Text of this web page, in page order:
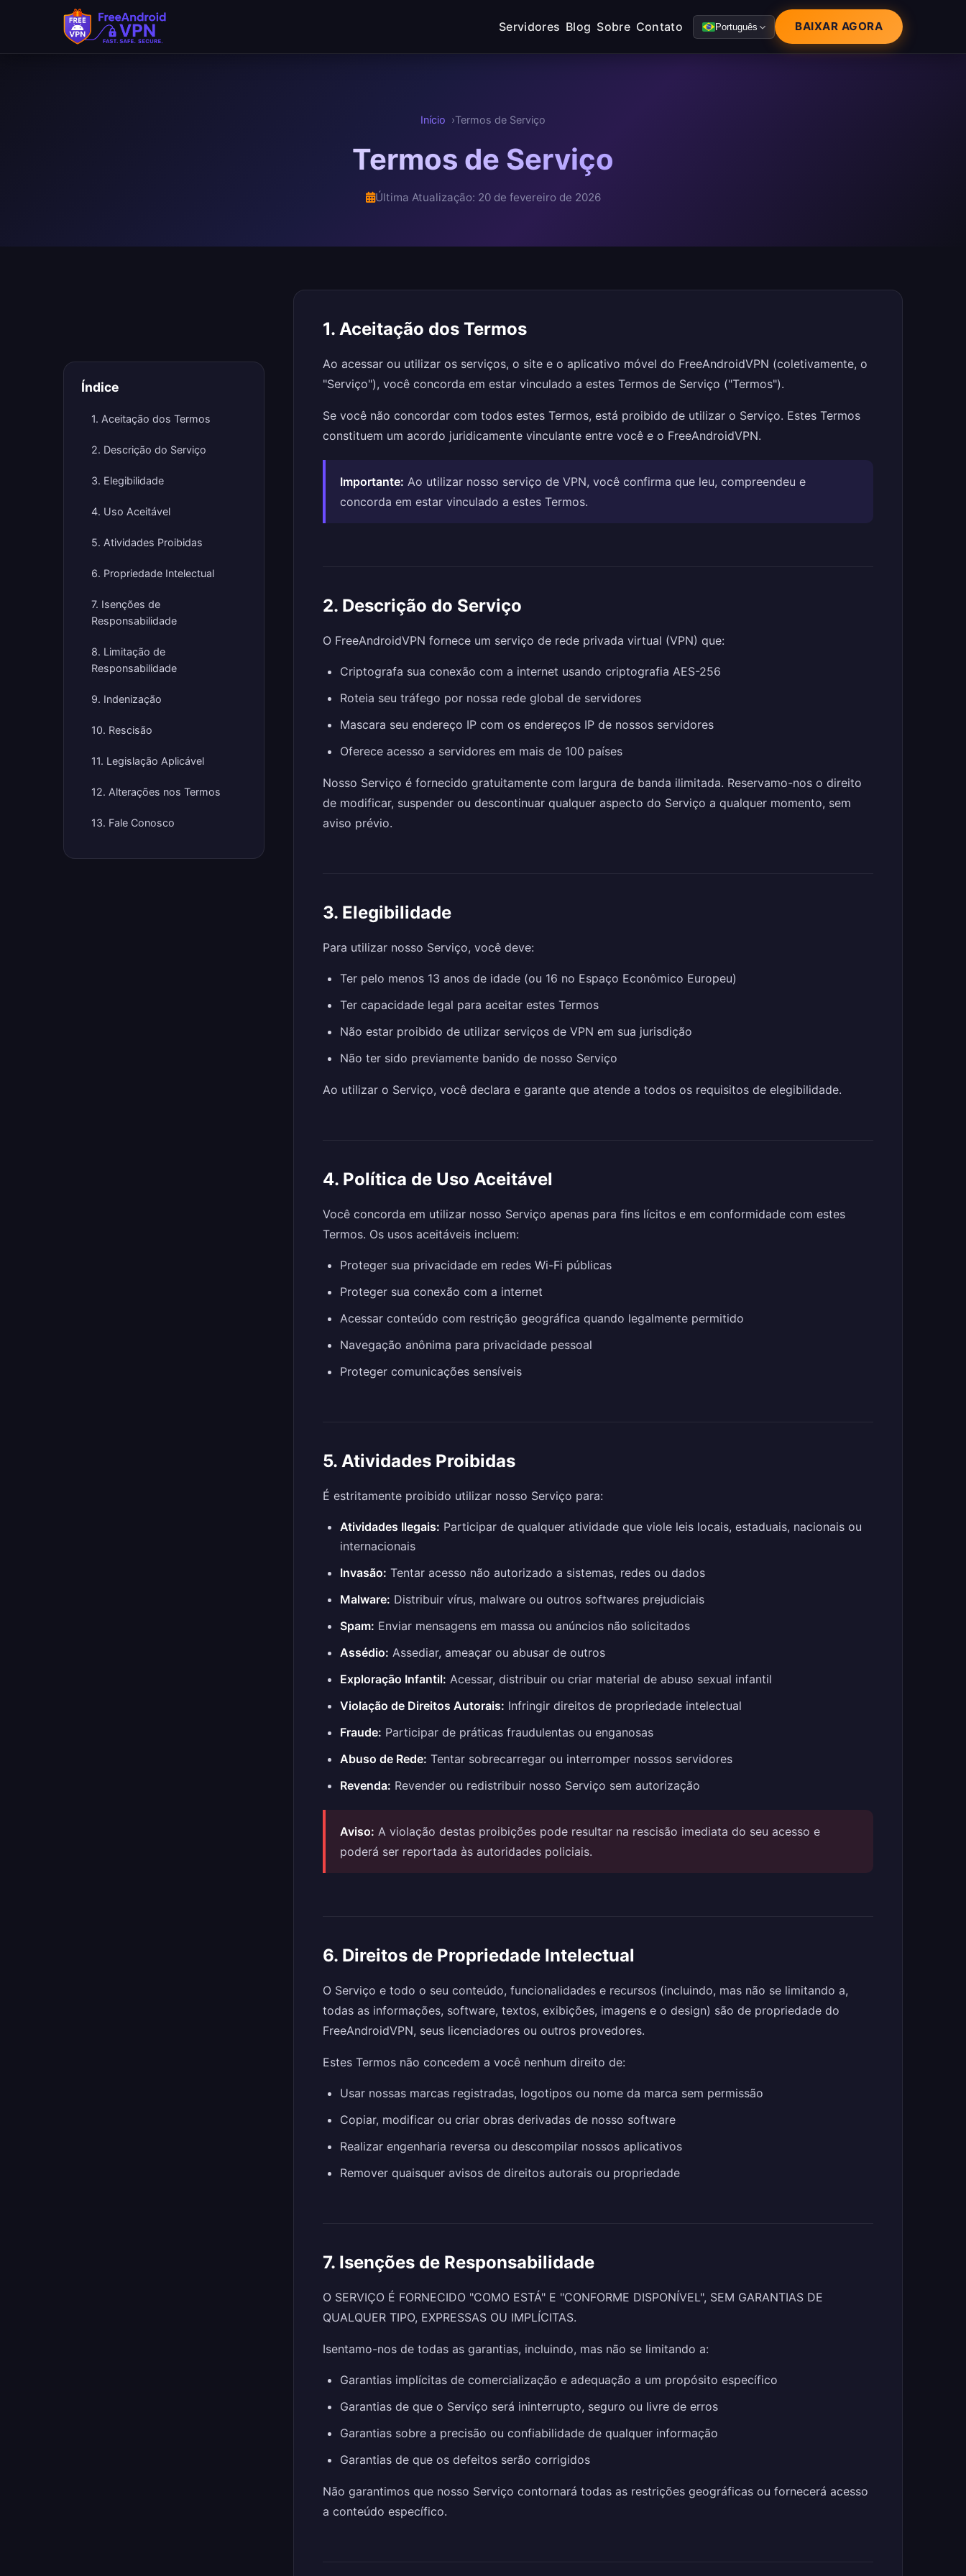
Servidores Blog Sobre Contato Português BAIXAR AGORA
Início Termos de Serviço
Termos de Serviço
Última Atualização: 20 de fevereiro de 2026
Índice
1. Aceitação dos Termos
2. Descrição do Serviço
3. Elegibilidade
4. Uso Aceitável
5. Atividades Proibidas
6. Propriedade Intelectual
7. Isenções de
Responsabilidade
8. Limitação de
Responsabilidade
9. Indenização
10. Rescisão
11. Legislação Aplicável
12. Alterações nos Termos
13. Fale Conosco
1. Aceitação dos Termos
Ao acessar ou utilizar os serviços, o site e o aplicativo móvel do FreeAndroidVPN (coletivamente, o
"Serviço"), você concorda em estar vinculado a estes Termos de Serviço ("Termos").
Se você não concordar com todos estes Termos, está proibido de utilizar o Serviço. Estes Termos
constituem um acordo juridicamente vinculante entre você e o FreeAndroidVPN.
Importante: Ao utilizar nosso serviço de VPN, você confirma que leu, compreendeu e
concorda em estar vinculado a estes Termos.
2. Descrição do Serviço
O FreeAndroidVPN fornece um serviço de rede privada virtual (VPN) que:
Criptografa sua conexão com a internet usando criptografia AES-256
Roteia seu tráfego por nossa rede global de servidores
Mascara seu endereço IP com os endereços IP de nossos servidores
Oferece acesso a servidores em mais de 100 países
Nosso Serviço é fornecido gratuitamente com largura de banda ilimitada. Reservamo-nos o direito
de modificar, suspender ou descontinuar qualquer aspecto do Serviço a qualquer momento, sem
aviso prévio.
3. Elegibilidade
Para utilizar nosso Serviço, você deve:
Ter pelo menos 13 anos de idade (ou 16 no Espaço Econômico Europeu)
Ter capacidade legal para aceitar estes Termos
Não estar proibido de utilizar serviços de VPN em sua jurisdição
Não ter sido previamente banido de nosso Serviço
Ao utilizar o Serviço, você declara e garante que atende a todos os requisitos de elegibilidade.
4. Política de Uso Aceitável
Você concorda em utilizar nosso Serviço apenas para fins lícitos e em conformidade com estes
Termos. Os usos aceitáveis incluem:
Proteger sua privacidade em redes Wi-Fi públicas
Proteger sua conexão com a internet
Acessar conteúdo com restrição geográfica quando legalmente permitido
Navegação anônima para privacidade pessoal
Proteger comunicações sensíveis
5. Atividades Proibidas
É estritamente proibido utilizar nosso Serviço para:
Atividades Ilegais: Participar de qualquer atividade que viole leis locais, estaduais, nacionais ou
internacionais
Invasão: Tentar acesso não autorizado a sistemas, redes ou dados
Malware: Distribuir vírus, malware ou outros softwares prejudiciais
Spam: Enviar mensagens em massa ou anúncios não solicitados
Assédio: Assediar, ameaçar ou abusar de outros
Exploração Infantil: Acessar, distribuir ou criar material de abuso sexual infantil
Violação de Direitos Autorais: Infringir direitos de propriedade intelectual
Fraude: Participar de práticas fraudulentas ou enganosas
Abuso de Rede: Tentar sobrecarregar ou interromper nossos servidores
Revenda: Revender ou redistribuir nosso Serviço sem autorização
Aviso: A violação destas proibições pode resultar na rescisão imediata do seu acesso e
poderá ser reportada às autoridades policiais.
6. Direitos de Propriedade Intelectual
O Serviço e todo o seu conteúdo, funcionalidades e recursos (incluindo, mas não se limitando a,
todas as informações, software, textos, exibições, imagens e o design) são de propriedade do
FreeAndroidVPN, seus licenciadores ou outros provedores.
Estes Termos não concedem a você nenhum direito de:
Usar nossas marcas registradas, logotipos ou nome da marca sem permissão
Copiar, modificar ou criar obras derivadas de nosso software
Realizar engenharia reversa ou descompilar nossos aplicativos
Remover quaisquer avisos de direitos autorais ou propriedade
7. Isenções de Responsabilidade
O SERVIÇO É FORNECIDO "COMO ESTÁ" E "CONFORME DISPONÍVEL", SEM GARANTIAS DE
QUALQUER TIPO, EXPRESSAS OU IMPLÍCITAS.
Isentamo-nos de todas as garantias, incluindo, mas não se limitando a:
Garantias implícitas de comercialização e adequação a um propósito específico
Garantias de que o Serviço será ininterrupto, seguro ou livre de erros
Garantias sobre a precisão ou confiabilidade de qualquer informação
Garantias de que os defeitos serão corrigidos
Não garantimos que nosso Serviço contornará todas as restrições geográficas ou fornecerá acesso
a conteúdo específico.